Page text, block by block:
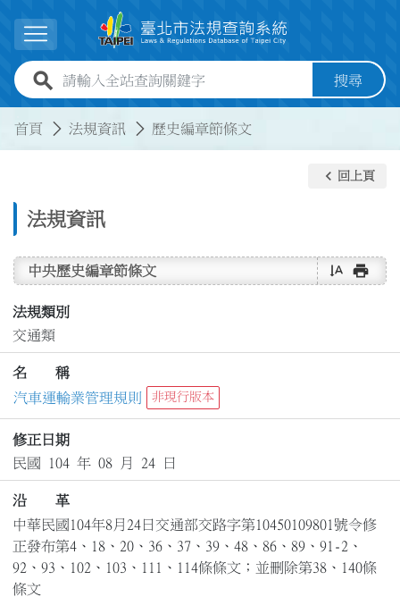
展開選單
全站查詢關鍵字欄位 搜尋
首頁 法規資訊 歷史編章節條文
法規資訊
keyboard_arrow_left 回上頁
中央歷史編章節條文 text_rotate_vertical print
法規類別
交通類
名 稱
汽車運輸業管理規則
非現行版本
修正日期
民國 104 年 08 月 24 日
沿 革
中華民國104年8月24日交通部交路字第10450109801號令修
正發布第4、18、20、36、37、39、48、86、89、91-2、
92、93、102、103、111、114條條文；並刪除第38、140條
條文